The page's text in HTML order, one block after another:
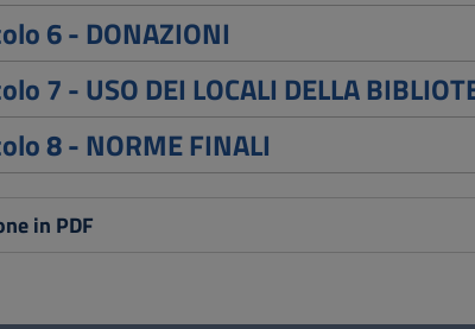
6 - DONAZIONI
7 - USO DEI LOCALI DELLA
8 - NORME FINALI
in PDF